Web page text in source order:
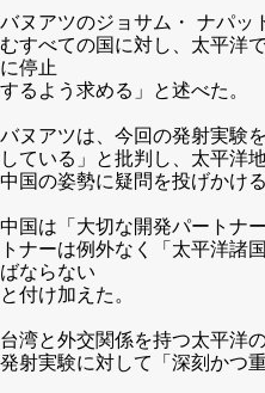
バヌアツのジョサム・ ナパッ
むすべての国に対し、太平洋
に停止
するよう求める」と述べた。
バヌアツは、今回の発射実験
している」と批判し、太平洋
中国の姿勢に疑問を投げかけ
中国は「大切な開発パートナ
トナーは例外なく「太平洋諸
ばならない
と付け加えた。
台湾と外交関係を持つ太平洋
発射実験に対して「深刻かつ